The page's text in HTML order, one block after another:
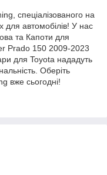
спеціалізованого на
для автомобілів! У нас
та Капоти для
Prado 150 2009-2023
для Toyota нададуть
Оберіть
вже сьогодні!